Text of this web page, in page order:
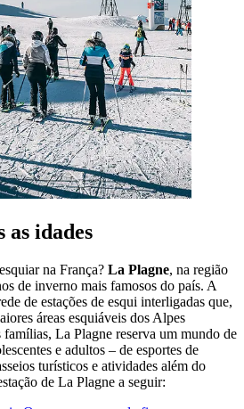
as idades
na França? La Plagne, na região
de inverno mais famosos do país. A
de estações de esqui interligadas que,
áreas esquiáveis dos Alpes
famílias, La Plagne reserva um mundo de
e adultos – de esportes de
turísticos e atividades além do
de La Plagne a seguir: